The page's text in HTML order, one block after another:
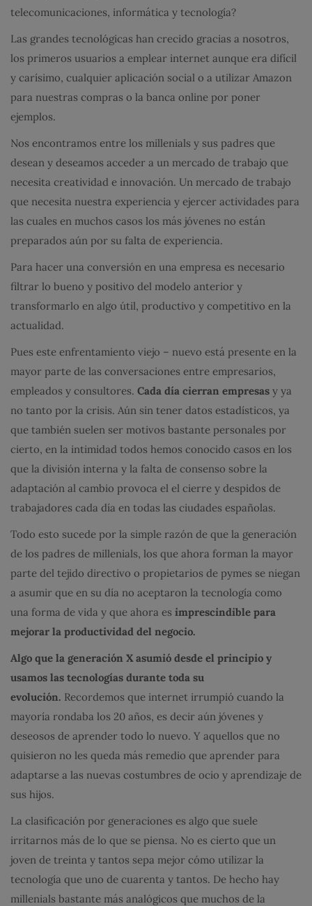
telecomunicaciones, informática y tecnología?
Las grandes tecnológicas han crecido gracias a nosotros,
los primeros usuarios a emplear internet aunque era difícil
y carísimo, cualquier aplicación social o a utilizar Amazon
para nuestras compras o la banca online por poner
ejemplos.
Nos encontramos entre los millenials y sus padres que
desean y deseamos acceder a un mercado de trabajo que
necesita creatividad e innovación. Un mercado de trabajo
que necesita nuestra experiencia y ejercer actividades para
las cuales en muchos casos los más jóvenes no están
preparados aún por su falta de experiencia.
Para hacer una conversión en una empresa es necesario
filtrar lo bueno y positivo del modelo anterior y
transformarlo en algo útil, productivo y competitivo en la
actualidad.
Pues este enfrentamiento viejo – nuevo está presente en la
mayor parte de las conversaciones entre empresarios,
empleados y consultores. Cada día cierran empresas y ya
no tanto por la crisis. Aún sin tener datos estadísticos, ya
que también suelen ser motivos bastante personales por
cierto, en la intimidad todos hemos conocido casos en los
que la división interna y la falta de consenso sobre la
adaptación al cambio provoca el el cierre y despidos de
trabajadores cada día en todas las ciudades españolas.
Todo esto sucede por la simple razón de que la generación
de los padres de millenials, los que ahora forman la mayor
parte del tejido directivo o propietarios de pymes se niegan
a asumir que en su día no aceptaron la tecnología como
una forma de vida y que ahora es imprescindible para
mejorar la productividad del negocio.
Algo que la generación X asumió desde el principio y
usamos las tecnologías durante toda su
evolución. Recordemos que internet irrumpió cuando la
mayoría rondaba los 20 años, es decir aún jóvenes y
deseosos de aprender todo lo nuevo. Y aquellos que no
quisieron no les queda más remedio que aprender para
adaptarse a las nuevas costumbres de ocio y aprendizaje de
sus hijos.
La clasificación por generaciones es algo que suele
irritarnos más de lo que se piensa. No es cierto que un
joven de treinta y tantos sepa mejor cómo utilizar la
tecnología que uno de cuarenta y tantos. De hecho hay
millenials bastante más analógicos que muchos de la